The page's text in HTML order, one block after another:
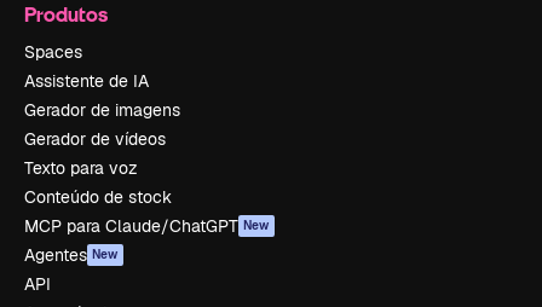
Produtos
Spaces
Assistente de IA
Gerador de imagens
Gerador de vídeos
Texto para voz
Conteúdo de stock
MCP para Claude/ChatGPT New
Agentes New
API